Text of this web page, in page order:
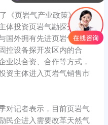
页岩气产业政策》，鼓
体投资页岩气勘探开发；
国外拥有先进页岩气技术
控设备探开发区内的合
业以合资、合作等方式，
资主体进入页岩气销售市
记者表示，目前页岩气
民企进入需要改革天然气